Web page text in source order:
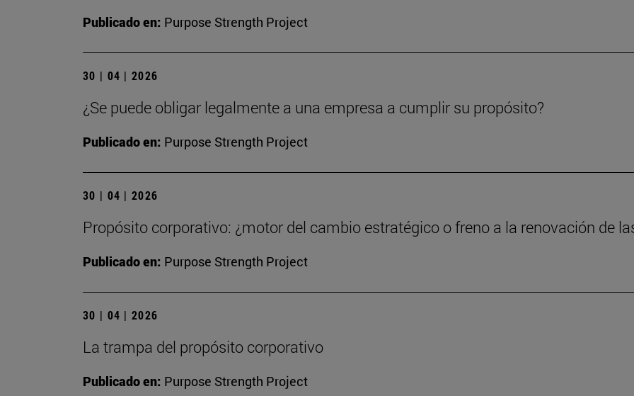
Publicado en: Purpose Strength Project
30 | 04 | 2026
¿Se puede obligar legalmente a una empresa a cumplir su propósito?
Publicado en: Purpose Strength Project
30 | 04 | 2026
Propósito corporativo: ¿motor del cambio estratégico o freno a la renovación de
Publicado en: Purpose Strength Project
30 | 04 | 2026
La trampa del propósito corporativo
Publicado en: Purpose Strength Project